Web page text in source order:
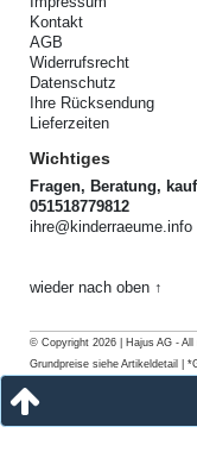
Kontakt
AGB
Widerrufsrecht
Datenschutz
Ihre Rücksendung
Lieferzeiten
Wichtiges
Fragen, Beratung,
051518779812
ihre@kinderraeume.info
wieder nach oben ↑
© Copyright 2026 | Hajus AG -
Grundpreise siehe Artikeldetail |